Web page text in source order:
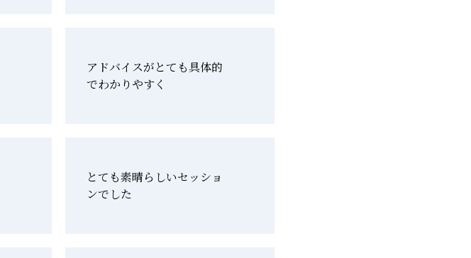
アドバイスがとても具体的
でわかりやすく
とても素晴らしいセッショ
ンでした